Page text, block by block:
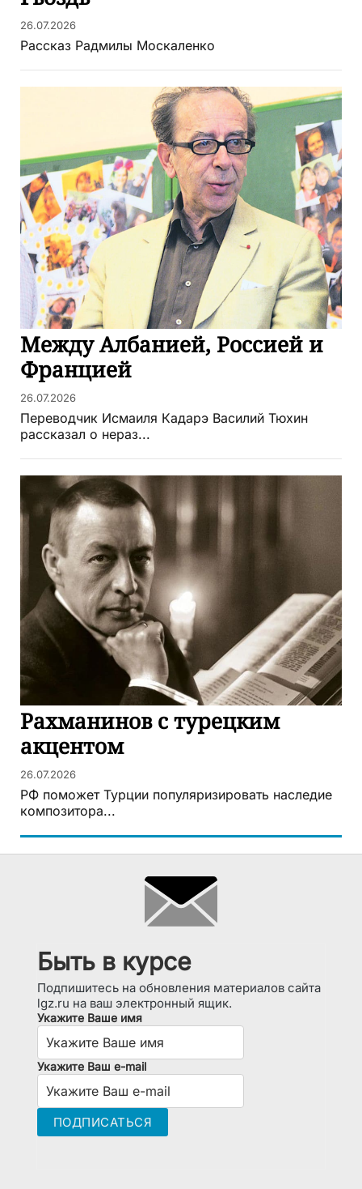
26.07.2026
Рассказ Радмилы Москаленко
Между Албанией, Россией и
Францией
26.07.2026
Переводчик Исмаиля Кадарэ Василий Тюхин
рассказал о нераз...
Рахманинов с турецким
акцентом
26.07.2026
РФ поможет Турции популяризировать наследие
композитора...
Быть в курсе
Подпишитесь на обновления материалов сайта
lgz.ru на ваш электронный ящик.
Укажите Ваше имя
Укажите Ваш e-mail